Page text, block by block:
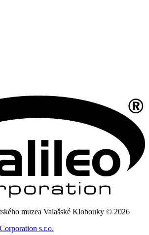
muzea Valašské Klobouky © 2026
s.r.o.